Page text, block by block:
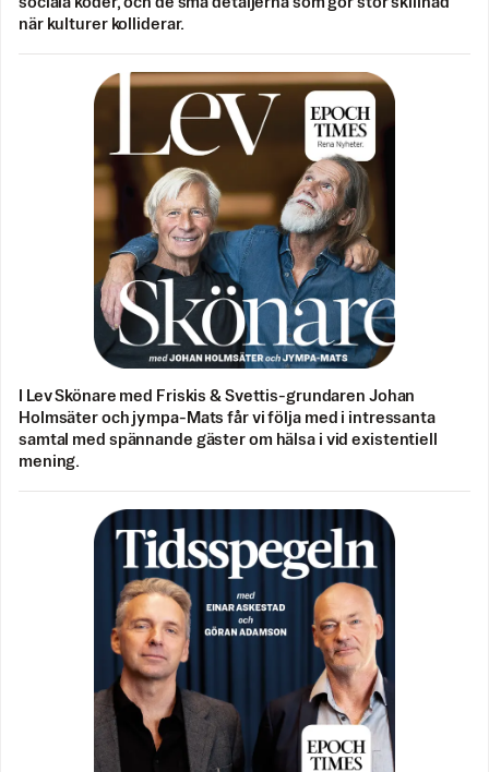
när kulturer kolliderar.
I Lev Skönare med Friskis & Svettis-grundaren Johan
Holmsäter och jympa-Mats får vi följa med i intressanta
samtal med spännande gäster om hälsa i vid existentiell
mening.